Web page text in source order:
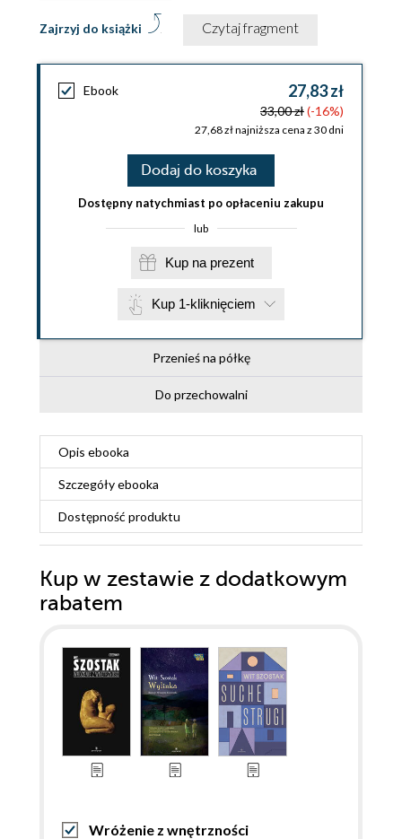
Zajrzyj do książki Czytaj fragment
Ebook 27,83 zł
33,00 zł(-16%)
27,68 zł najniższa cena z 30 dni
Dodaj do koszyka
Dostępny natychmiast po opłaceniu zakupu
lub
Kup na prezent
Kup 1-kliknięciem
Przenieś na półkę
Do przechowalni
Opis ebooka
Szczegółyebooka
Dostępność produktu
Kup w zestawie z dodatkowym
rabatem
Wróżenie z wnętrzności